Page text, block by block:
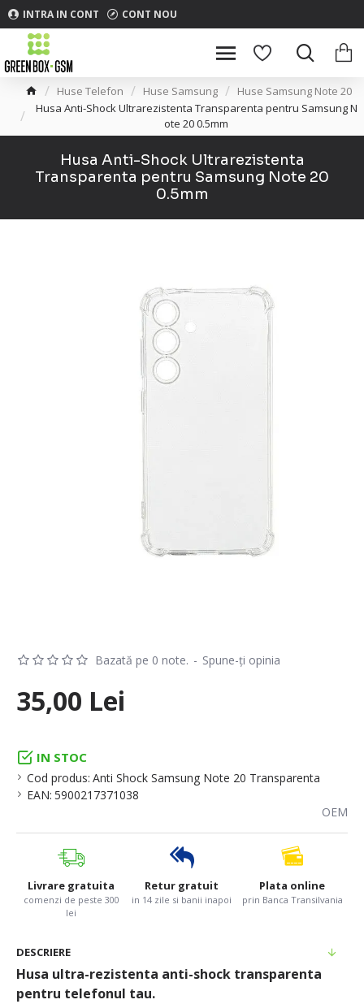
INTRA IN CONT CONT NOU
Huse Telefon Huse Samsung
Huse Samsung Note 20
Husa Anti-Shock Ultrarezistenta Transparenta pentru Samsung N
ote 20 0.5mm
Husa Anti-Shock Ultrarezistenta
Transparenta pentru Samsung Note 20
0.5mm
IN STOC
Cod produs: Anti Shock Samsung Note 20 Transparenta
EAN: 5900217371038
OEM
Bazată pe 0 note. - Spune-ţi opinia
35,00 Lei
Livrare gratuita
comenzi de peste 300
lei
Retur gratuit
in 14 zile si banii inapoi
Plata online
prin Banca Transilvania
DESCRIERE
Husa ultra-rezistenta anti-shock transparenta
pentru telefonul tau.